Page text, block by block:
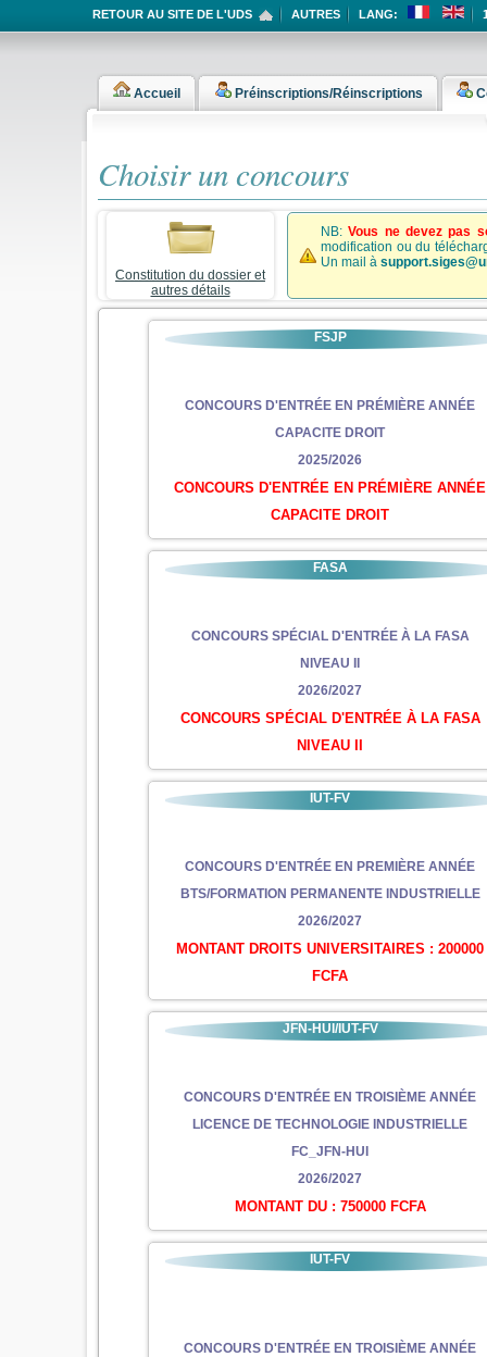
RETOUR AU SITE DE L'UDS AUTRES LANG:
Accueil Préinscriptions/Réinscriptions
Choisir un concours
Constitution du dossier et
autres détails
NB:Vous ne devez pas
modification ou du
Un mail à
FSJP
CONCOURS D'ENTRÉE EN PRÉMIÈRE ANNÉE
CAPACITE DROIT
2025/2026
CONCOURS D'ENTRÉE EN PRÉMIÈRE ANNÉE
CAPACITE DROIT
FASA
CONCOURS SPÉCIAL D'ENTRÉE À LA FASA
NIVEAU II
2026/2027
CONCOURS SPÉCIAL D'ENTRÉE À LA FASA
NIVEAU II
IUT-FV
CONCOURS D'ENTRÉE EN PREMIÈRE ANNÉE
BTS/FORMATION PERMANENTE INDUSTRIELLE
2026/2027
MONTANT DROITS UNIVERSITAIRES : 200000
FCFA
JFN-HUI/IUT-FV
CONCOURS D'ENTRÉE EN TROISIÈME ANNÉE
LICENCE DE TECHNOLOGIE INDUSTRIELLE
FC_JFN-HUI
2026/2027
MONTANT DU : 750000 FCFA
IUT-FV
CONCOURS D'ENTRÉE EN TROISIÈME ANNÉE